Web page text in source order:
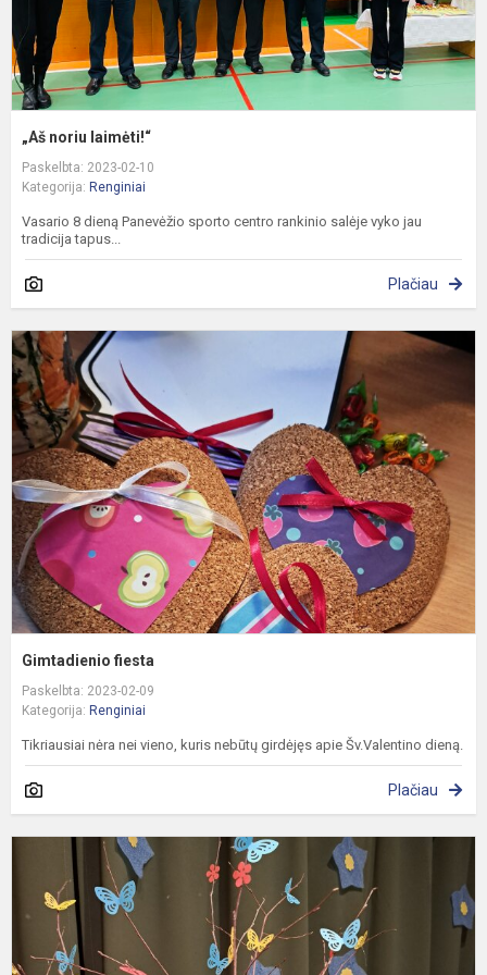
„Aš noriu laimėti!“
Paskelbta: 2023-02-10
Kategorija: Renginiai
Vasario 8 dieną Panevėžio sporto centro rankinio salėje vyko jau
tradicija tapus...
Plačiau
Gimtadienio fiesta
Paskelbta: 2023-02-09
Kategorija: Renginiai
Tikriausiai nėra nei vieno, kuris nebūtų girdėjęs apie Šv.Valentino dieną.
Plačiau